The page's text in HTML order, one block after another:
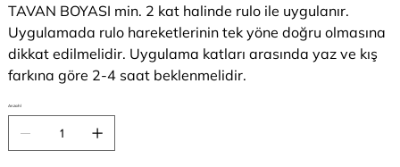
TAVAN BOYASI min. 2 kat halinde rulo ile uygulanır.
Uygulamada rulo hareketlerinin tek yöne doğru olmasına
dikkat edilmelidir. Uygulama katları arasında yaz ve kış
farkına göre 2-4 saat beklenmelidir.
Anzahl